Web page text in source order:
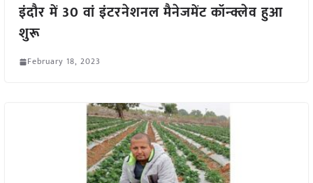
इंदौर में 30 वां इंटरनेशनल मैनेजमेंट कॉन्क्लेव हुआ
शुरू
February 18, 2023